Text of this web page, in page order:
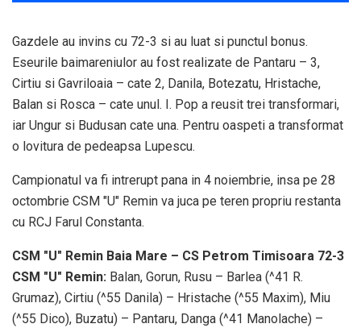
Gazdele au invins cu 72-3 si au luat si punctul bonus.
Eseurile baimareniulor au fost realizate de Pantaru – 3,
Cirtiu si Gavriloaia – cate 2, Danila, Botezatu, Hristache,
Balan si Rosca – cate unul. I. Pop a reusit trei transformari,
iar Ungur si Budusan cate una. Pentru oaspeti a transformat
o lovitura de pedeapsa Lupescu.
Campionatul va fi intrerupt pana in 4 noiembrie, insa pe 28
octombrie CSM "U" Remin va juca pe teren propriu restanta
cu RCJ Farul Constanta.
CSM "U" Remin Baia Mare – CS Petrom Timisoara 72-3
CSM "U" Remin: Balan, Gorun, Rusu – Barlea (^41 R.
Grumaz), Cirtiu (^55 Danila) – Hristache (^55 Maxim), Miu
(^55 Dico), Buzatu) – Pantaru, Danga (^41 Manolache) –